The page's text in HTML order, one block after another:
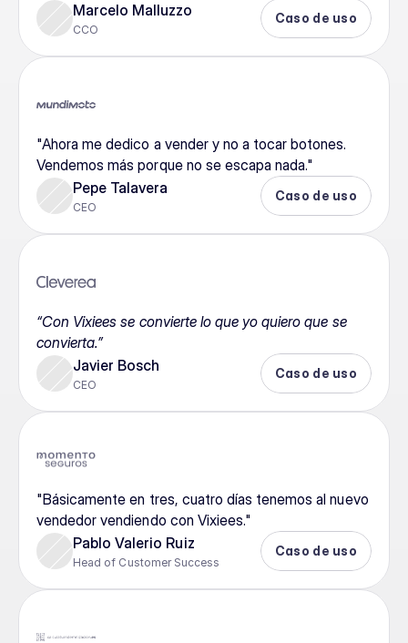
Marcelo Malluzzo
CCO
Caso de uso
"Ahora me dedico a vender y no a tocar botones.
Vendemos más porque no se escapa nada."
Pepe Talavera
CEO
Caso de uso
“Con Vixiees se convierte lo que yo quiero que se
convierta.”
Javier Bosch
CEO
Caso de uso
"Básicamente en tres, cuatro días tenemos al nuevo
vendedor vendiendo con Vixiees."
Pablo Valerio Ruiz
Head of Customer Success
Caso de uso